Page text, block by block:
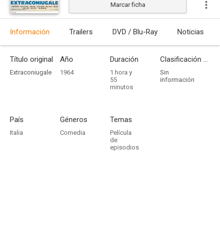
Estrenada
Marcar ficha
Información Trailers DVD / Blu-Ray Noticias
Título original
Extraconiugale
Año
1964
Duración
1 hora y
55
minutos
Clasificación por edades
Sin
información
País
Italia
Géneros
Comedia
Temas
Película
de
episodios